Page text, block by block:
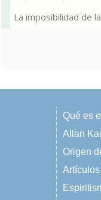
La imposibilidad de
Qué es
Allan
Origen